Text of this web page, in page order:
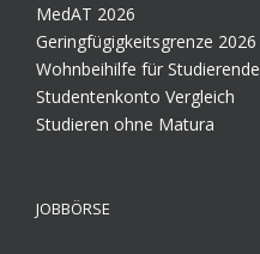
MedAT 2026
Geringfügigkeitsgrenze 2026
Wohnbeihilfe für Studierende
Studentenkonto Vergleich
Studieren ohne Matura
JOBBÖRSE